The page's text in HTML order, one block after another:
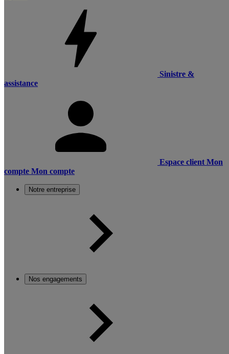
Sinistre &
assistance
Espace client Mon
compte Mon compte
Notre entreprise
Nos engagements